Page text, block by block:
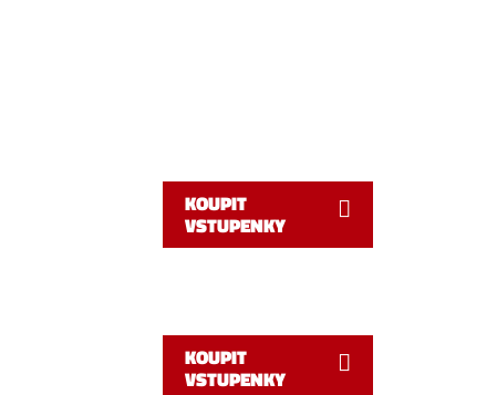
KOUPIT
VSTUPENKY
KOUPIT
VSTUPENKY